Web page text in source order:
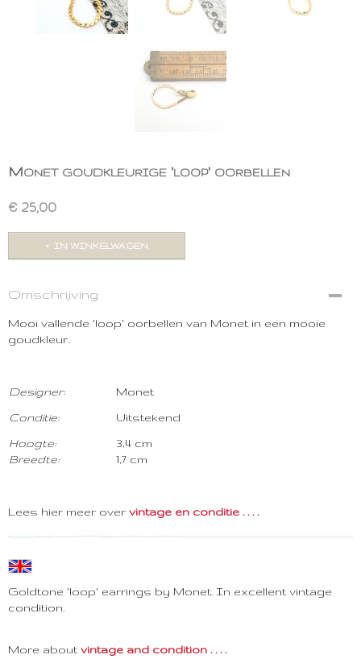
Monet goudkleurige 'loop' oorbellen
€ 25,00
IN WINKELWAGEN
Omschrijving
Mooi vallende 'loop' oorbellen van Monet in een mooie
goudkleur.
Designer:
Conditie:
Hoogte:
Breedte:
Monet
Uitstekend
3,4 cm
1,7 cm
Lees hier meer over vintage en conditie . . . .
Goldtone 'loop' earrings by Monet. In excellent vintage
condition.
More about vintage and condition . . . .